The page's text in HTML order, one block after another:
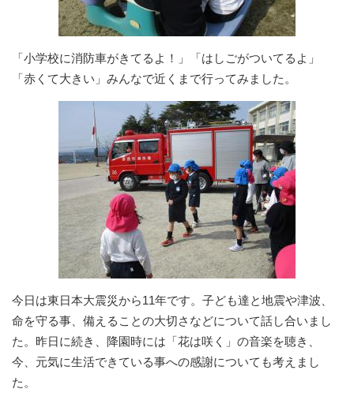
「小学校に消防車がきてるよ！」「はしごがついてるよ」
「赤くて大きい」みんなで近くまで行ってみました。
今日は東日本大震災から11年です。子ども達と地震や津波、
命を守る事、備えることの大切さなどについて話し合いまし
た。昨日に続き、降園時には「花は咲く」の音楽を聴き、
今、元気に生活できている事への感謝についても考えまし
た。